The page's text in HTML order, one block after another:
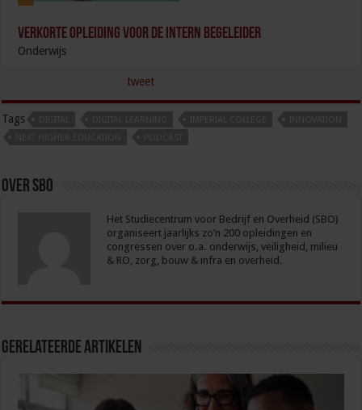
Verkorte opleiding voor de Intern Begeleider
Onderwijs
tweet
Tags
Over sbo
Het Studiecentrum voor Bedrijf en Overheid (SBO)
organiseert jaarlijks zo’n 200 opleidingen en
congressen over o.a. onderwijs, veiligheid, milieu
& RO, zorg, bouw & infra en overheid.
Gerelateerde Artikelen